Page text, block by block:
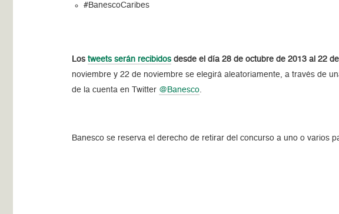
#BanescoCaribes
Lostweets serán recibidos desde el día 28 de octubre de 2013 al 22
noviembre y 22 de noviembre se elegirá aleatoriamente, a través de
de la cuenta en Twitter @Banesco.
Banesco se reserva el derecho de retirar del concurso a uno o varios